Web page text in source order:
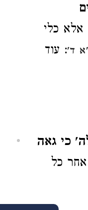
אלא כלי
ד': עוד
כי גאה
אחר כל